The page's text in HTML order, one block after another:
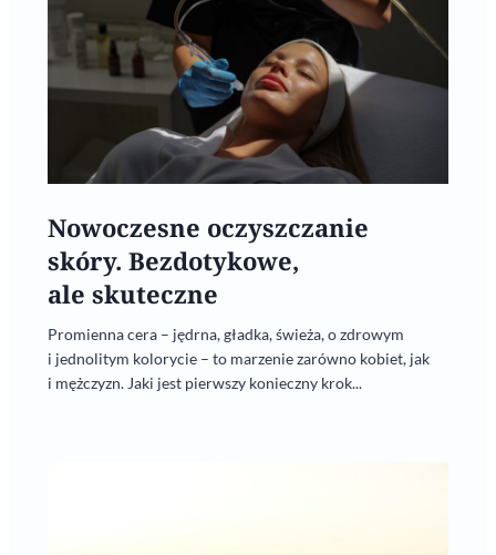
Nowoczesne oczyszczanie
skóry. Bezdotykowe,
ale skuteczne
Promienna cera – jędrna, gładka, świeża, o zdrowym
i jednolitym kolorycie – to marzenie zarówno kobiet, jak
i mężczyzn. Jaki jest pierwszy konieczny krok...